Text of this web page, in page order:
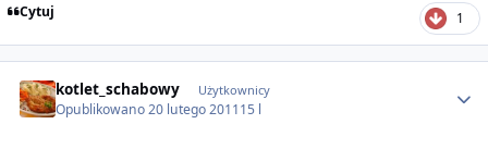
Cytuj 1
kotlet_schabowy Użytkownicy
Opublikowano20 lutego 201115 l